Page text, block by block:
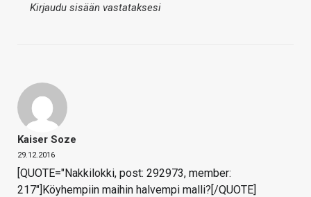
Kirjaudu sisään vastataksesi
Kaiser Soze
29.12.2016
[QUOTE="Nakkilokki, post: 292973, member:
217"]Köyhempiin maihin halvempi malli?[/QUOTE]